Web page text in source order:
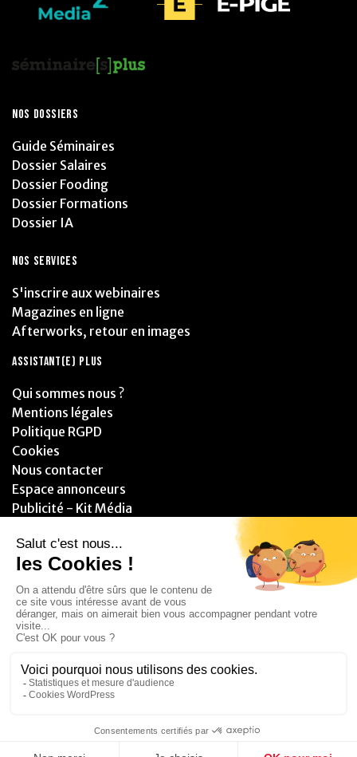
NOS DOSSIERS
Guide Séminaires
Dossier Salaires
Dossier Fooding
Dossier Formations
Dossier IA
NOS SERVICES
S'inscrire aux webinaires
Magazines en ligne
Afterworks, retour en images
ASSISTANT(E) PLUS
Qui sommes nous ?
Mentions légales
Politique RGPD
Cookies
Nous contacter
Espace annonceurs
Publicité - Kit Média
PARTENAIRES
© 2025 - Blitzzz Media - Assistant(e) Plus - Tous droits réservés.